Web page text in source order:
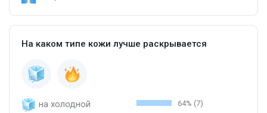
На каком типе кожи лучше раскрывается
на холодной 64% (7)